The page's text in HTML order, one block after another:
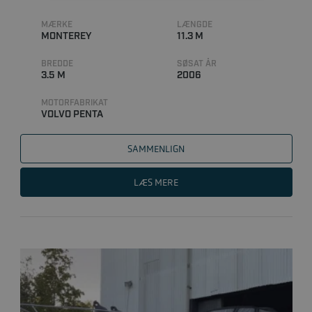
MÆRKE
MONTEREY
LÆNGDE
11.3 M
BREDDE
3.5 M
SØSAT ÅR
2006
MOTORFABRIKAT
VOLVO PENTA
SAMMENLIGN
LÆS MERE